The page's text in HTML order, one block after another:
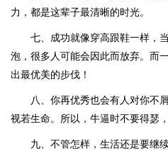
力，都是这辈子最清晰的时光。
七、成功就像穿高跟鞋一样，
泡，很多人可能会因此而放弃。而
出最优美的步伐！
八、你再优秀也会有人对你不
视若生命。所以，牛逼时不要得瑟
九、不管怎样，生活还是要继